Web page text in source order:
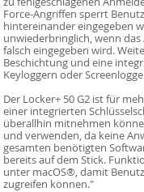
Force-Angriffen sperrt
hintereinander eingegeben
unwiederbringlich, wenn
falsch eingegeben wird.
Beschichtung und eine
Keyloggern oder
Der Locker+ 50 G2 ist für
einer integrierten
überallhin mitnehmen
und verwenden, da keine
gesamten benötigten
bereits auf dem Stick.
unter macOS®, damit
zugreifen können."